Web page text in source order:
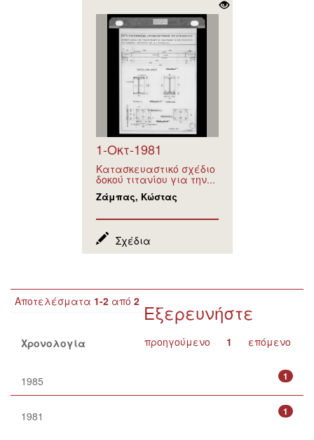
1-Οκτ-1981
Κατασκευαστικό σχέδιο
δοκού τιτανίου για την...
Ζάμπας, Κώστας
Σχέδια
Αποτελέσματα 1-2 από 2
προηγούμενο 1 επόμενο
Εξερευνήστε
Χρονολογία
1
1985
1
1981